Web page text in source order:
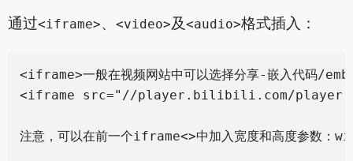
通过<iframe>、 <video>及<audio>格式插入：
<iframe>一般在视频网站中可以选择分享-嵌入代码/
<iframe src="//player.bilibili.com/
注意，可以在前一个iframe<>中加入宽度和高度参数